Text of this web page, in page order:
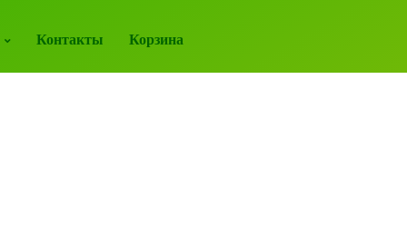
Контакты Корзина